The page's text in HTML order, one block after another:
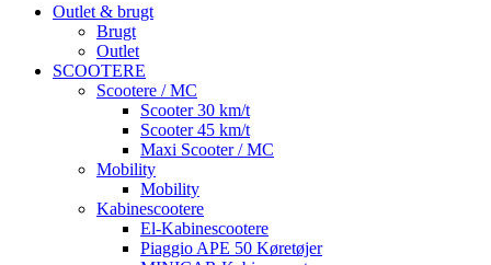
Outlet & brugt
Brugt
Outlet
SCOOTERE
Scootere / MC
Scooter 30 km/t
Scooter 45 km/t
Maxi Scooter / MC
Mobility
Mobility
Kabinescootere
El-Kabinescootere
Piaggio APE 50 Køretøjer